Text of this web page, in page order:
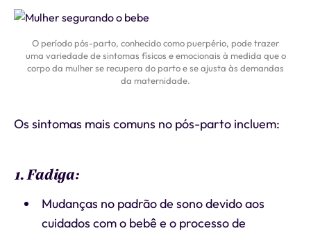
O período pós-parto, conhecido como puerpério, pode trazer
uma variedade de sintomas físicos e emocionais à medida que o
corpo da mulher se recupera do parto e se ajusta às demandas
da maternidade.
Os sintomas mais comuns no pós-parto incluem:
1. Fadiga:
Mudanças no padrão de sono devido aos
cuidados com o bebê e o processo de